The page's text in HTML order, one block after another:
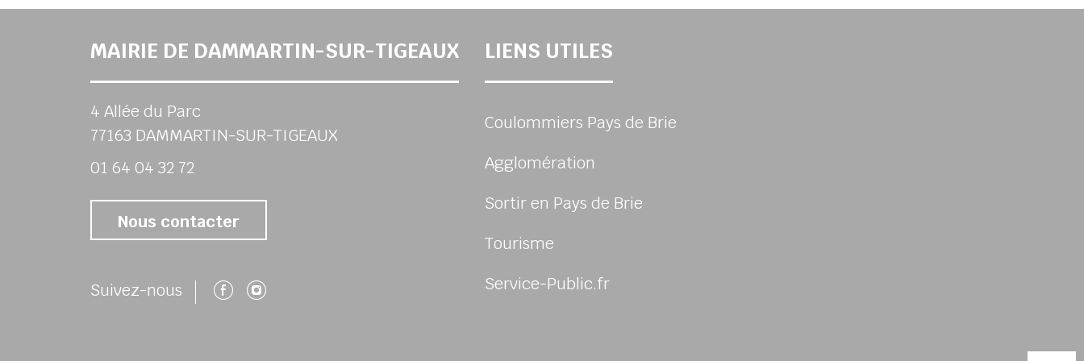
MAIRIE DE DAMMARTIN-SUR-TIGEAUX
4 Allée du Parc
77163 DAMMARTIN-SUR-TIGEAUX
01 64 04 32 72
Nous contacter
Suivez-nous Suivez-nous sur Facebook
Suivez-nous sur Instagram
LIENS UTILES
Coulommiers Pays de Brie
Agglomération
Sortir en Pays de Brie
Tourisme
Service-Public.fr